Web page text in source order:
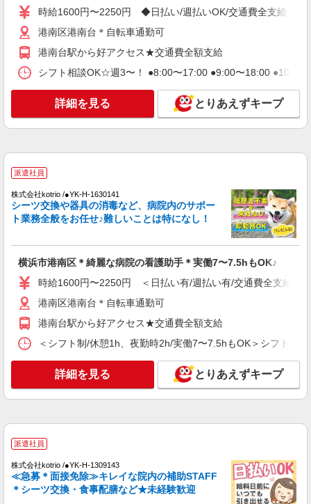
職業紹介
株式会社kotrio /●YK-S-2097444
≪正社員≫上大岡駅＊看護助手としてキャリア
を築くチャンス！
【正社員】月給240,000〜400,000円 ・基本
給：200,000円〜220,000円 ・資格手当：10,000〜
30,000円 ・役職手当：10,000〜70,000円 ・処遇改
善手当：20,000〜60,000円（勤続年数、保有資格
間） ※固定残業時間を超過する場合には超過勤務
歓迎 ・認知症介護基礎研修 ・初任者研修 ・実務
者研修 ・介護福祉士 など
神奈川県横浜市港南区
キープ 詳細を見る
株式会社kotrio /●YK-H-1956073
≪上大岡駅／看護助手≫子育て世代活躍中！働
きやすい環境♪
時給1600円〜2250円 ＜日払い有/週払い有/交
通費全支給(ガソリン代含む)＞
キープ
派遣社員
株式会社kotrio /●YK-H-1956654
港南台駅｜看護師さんのサポートスタッフ募集
♪医療行為なし
時給1600円〜2250円 ＜日払い有/週払い有/交
港南区港南台＊自転車通勤可
派遣社員
時給1600円〜2250円 ◆日払い/週払いOK/交通費全支給（ガ
港南区港南台＊自転車通勤可
港南台駅から好アクセス★交通費全額支給
シフト相談OK☆週3〜！ ●8:00〜17:00 ●9:00〜18:00
詳細を見る とりあえずキープ
派遣社員
株式会社kotrio /●YK-H-1630141
シーツ交換や器具の消毒など、病院内のサポー
ト業務全般をお任せ♪難しいことは特になし！
横浜市港南区＊綺麗な病院の看護助手＊実働7〜7.5hもOK♪
時給1600円〜2250円 ＜日払い有/週払い有/交通費全支給(ガ
港南区港南台＊自転車通勤可
港南台駅から好アクセス★交通費全額支給
＜シフト制/休憩1h、夜勤時2h/実働7〜7.5hもOK＞シフト
詳細を見る とりあえずキープ
派遣社員
株式会社kotrio /●YK-H-1309143
≪急募＊面接免除≫キレイな院内の補助STAFF
＊シーツ交換・食事配膳など★未経験歓迎